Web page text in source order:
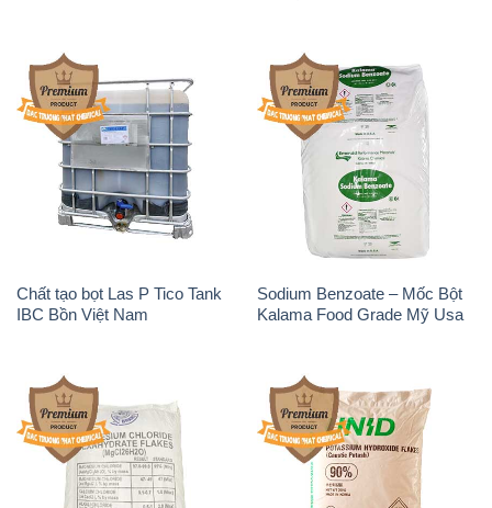
Chất tạo bọt Las P Tico Tank
IBC Bồn Việt Nam
Sodium Benzoate – Mốc Bột
Kalama Food Grade Mỹ Usa